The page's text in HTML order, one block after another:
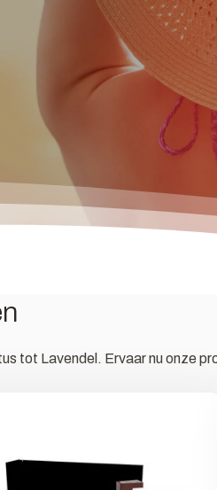
tot Lavendel. Ervaar nu onze